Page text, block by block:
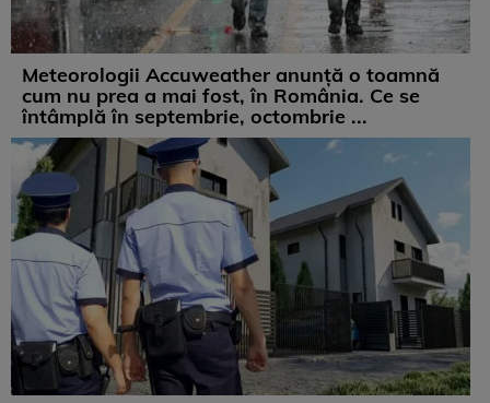
Meteorologii Accuweather anunță o toamnă
cum nu prea a mai fost, în România. Ce se
întâmplă în septembrie, octombrie ...